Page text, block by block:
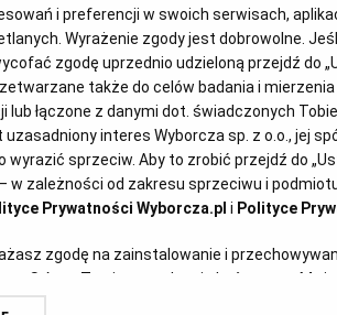
Magazyn Kuchnia
i preferencji w swoich serwisach,
Wyrażenie zgody jest dobrowolne.
zgodę uprzednio udzieloną przejdź do
także do celów badania i
łączone z danymi dot. świadczonych
interes Wyborcza sp. z o.o., jej
sprzeciw. Aby to zrobić przejdź do
zależności od zakresu sprzeciwu i
Prywatności Wyborcza.pl i Polityce
zgodę na zainstalowanie i
S.A. na Twoim urządzeniu końcowym.
ponownie wywołując narzędzie do